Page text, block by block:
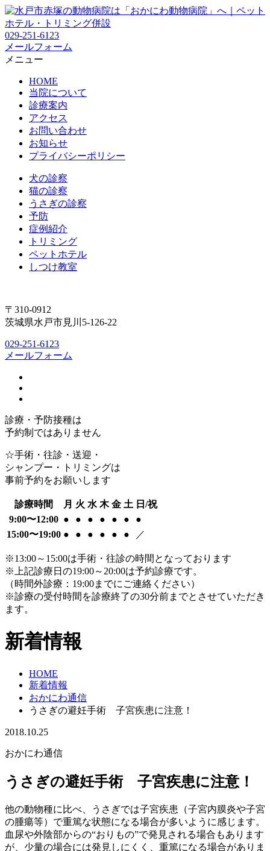
029-251-6123
メールフォーム
メニュー
HOME
当院について
診療案内
アクセス
お問い合わせ
お知らせ
プライバシーポリシー
犬の診察
猫の診察
うさぎの診察
予防
症例紹介
トリミング
ペットホテル
しつけ教室
〒310-0912
茨城県水戸市見川5-126-22
029-251-6123
メールフォーム
診療・予防接種は
予約制ではありません
☆手術・往診・送迎・
シャンプー・トリミングは
事前予約をお願いします
診療時間 月 火 水 木 金 土 日/祝
9:00〜12:00 ● ● ● ● ● ●
●
15:00〜19:00 ● ● ● ● ● ● ／
※13:00～15:00は手術・往診の時間となっております
※上記診療日の19:00～20:00は予約診療です。
（時間外診療：19:00までにご連絡ください）
※診療の受付時間を診療終了の30分前までとさせていただき
ます。
新着情報
HOME
新着情報
おかにわ通信
うさぎの避妊手術 子宮疾患に注意！
2018.10.25
おかにわ通信
うさぎの避妊手術 子宮疾患に注意！
他の動物種に比べ、うさぎでは子宮疾患（子宮内膜炎や子宮
の腫瘍等）で重篤な状態になる場合が多いように感じます。
血尿や外陰部からの“おりもの”で発見される場合もあります
が、少量の場合には発見しにくく、重篤になる場合がありま